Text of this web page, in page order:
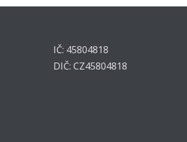
IČ: 45804818
DIČ: CZ45804818